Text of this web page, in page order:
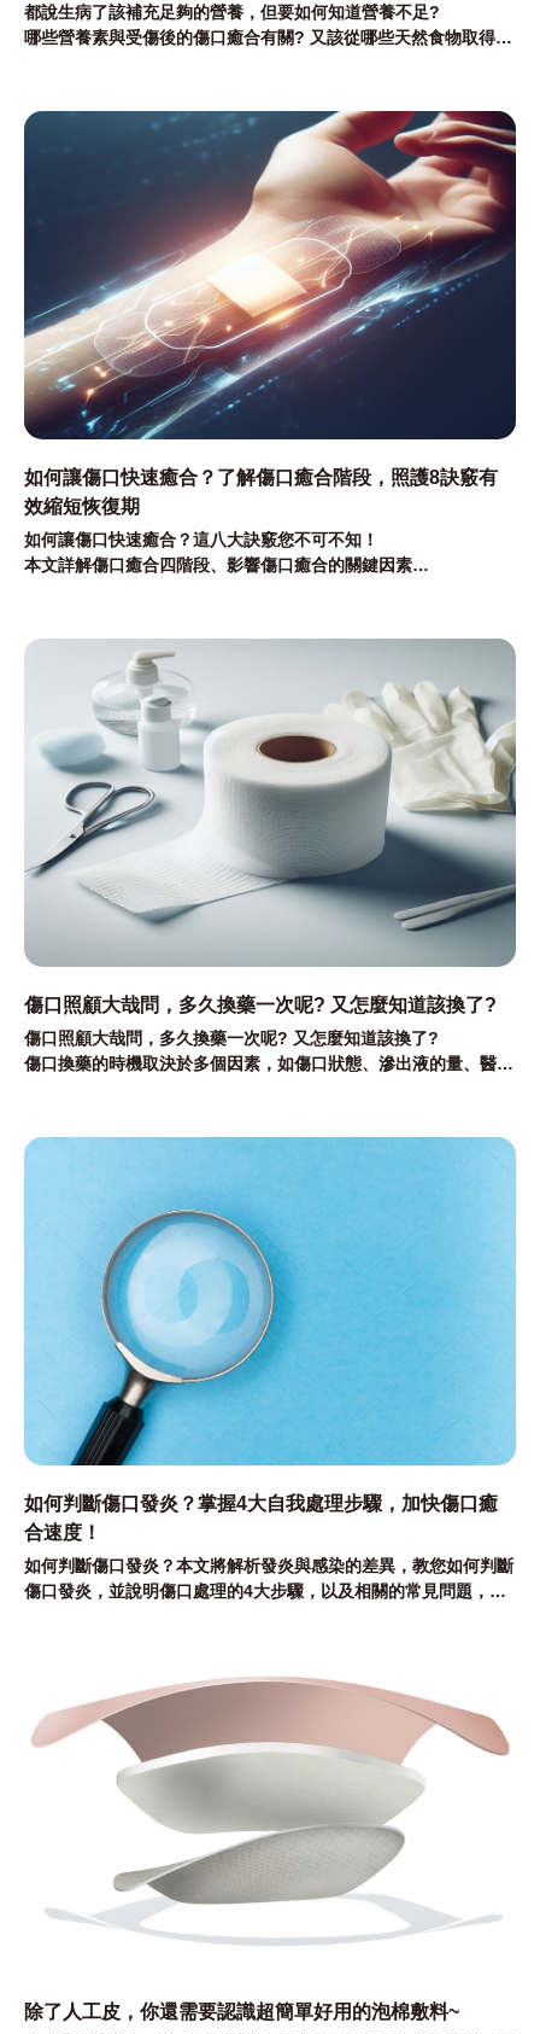
都說生病了該補充足夠的營養，但要如何知道營養不足?
哪些營養素與受傷後的傷口癒合有關? 又該從哪些天然食物取得
如何讓傷口快速癒合？了解傷口癒合階段，照護8訣竅有
效縮短恢復期
如何讓傷口快速癒合？這八大訣竅您不可不知！
本文詳解傷口癒合四階段、影響傷口癒合的關鍵因素
傷口照顧大哉問，多久換藥一次呢? 又怎麼知道該換了?
傷口照顧大哉問，多久換藥一次呢? 又怎麼知道該換了?
傷口換藥的時機取決於多個因素，如傷口狀態、滲出液的量、醫生
如何判斷傷口發炎？掌握4大自我處理步驟，加快傷口癒
合速度！
如何判斷傷口發炎？本文將解析發炎與感染的差異，教您如何判斷
傷口發炎，並說明傷口處理的4大步驟，以及相關的常見問題，幫
除了人工皮，你還需要認識超簡單好用的泡棉敷料~